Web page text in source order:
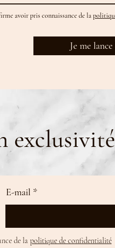
avoir pris connaissance de la
Je me lance
E-mail
de lapolitique de confidentialité